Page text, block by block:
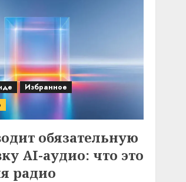
Избранное
обязательную
AI-аудио: что это
радио